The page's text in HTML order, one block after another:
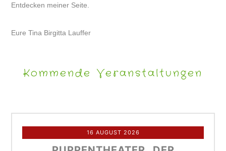
Entdecken meiner Seite.
Eure Tina Birgitta Lauffer
Kommende Veranstaltungen
16 AUGUST 2026